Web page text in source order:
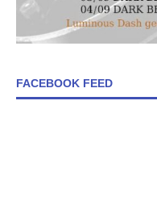
FACEBOOK FEED